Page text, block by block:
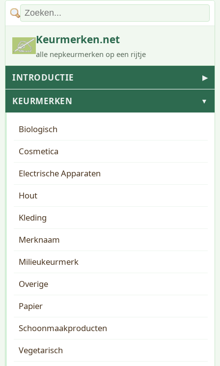
Keurmerken.net
alle nepkeurmerken op een rijtje
INTRODUCTIE ▶
KEURMERKEN ▼
Biologisch
Cosmetica
Electrische Apparaten
Hout
Kleding
Merknaam
Milieukeurmerk
Overige
Papier
Schoonmaakproducten
Vegetarisch